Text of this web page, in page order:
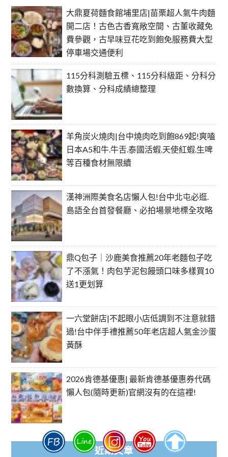
大鼎夏荷麵食館埔里店|苗栗超人氣牛肉麵
開二店！古色古香寬敞空間、古董收藏免
費參觀，古早味豆花吃到飽免服務費大型
停車場交通便利
115分科測驗五標、115分科級距、分科分
數換算、分科成績總整理
羊角炭火燒肉|台中燒肉吃到飽869起!爽嗑
日本A5和牛.牛舌.泰國活蝦.天使紅蝦.生啤
等百種食材無限續
漢神洲際美食名店懶人包!台中北屯必逛.
島語全台首發餐廳、必拍場景地標全攻略
鼎Q包子｜沙鹿美食推薦20年老麵包子吃
了不漲氣！肉包芋泥包饅頭口味多樣買10
送1更划算
一六堂餅店|不起眼小店低調到不注意就錯
過!台中伴手禮推薦50年老店超人氣金沙蛋
黃酥
2026肯德基優惠| 最新肯德基優惠券代碼
懶人包(隨時更新)官網沒有的在這裡!
近期文章